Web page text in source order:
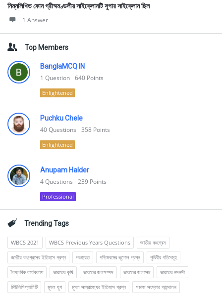
নিম্নলিখিত কোন গ্রীষ্মমণ্ডলীয় সাইক্লোনটি সুপার সাইক্লোন ছিল
1 Answer
Top Members
BanglaMCQ IN
1 Question 640 Points
Enlightened
Puchku Chele
40Questions 358 Points
Enlightened
Anupam Halder
4Questions 239 Points
Professional
Trending Tags
WBCS 2021 WBCS Previous Years Questions
জাতীয় কংগ্রেস
জাতীয় কংগ্রেসের ইতিহাস প্রশ্ন
পঞ্চায়েত পশ্চিমবঙ্গের ভূগোল প্রশ্ন
পৃথিবীর গতিসমূহ
বৈপ্লবিক কার্যকলাপ
ভারতের কৃষি ভারতের জলসম্পদ ভারতের জলসেচ
ভারতের নদনদী
মিউনিসিপ্যালিটি
মুঘল যুগ মুঘল সাম্রাজ্যের ইতিহাস প্রশ্ন
সমাজ সংস্কার আন্দোলন